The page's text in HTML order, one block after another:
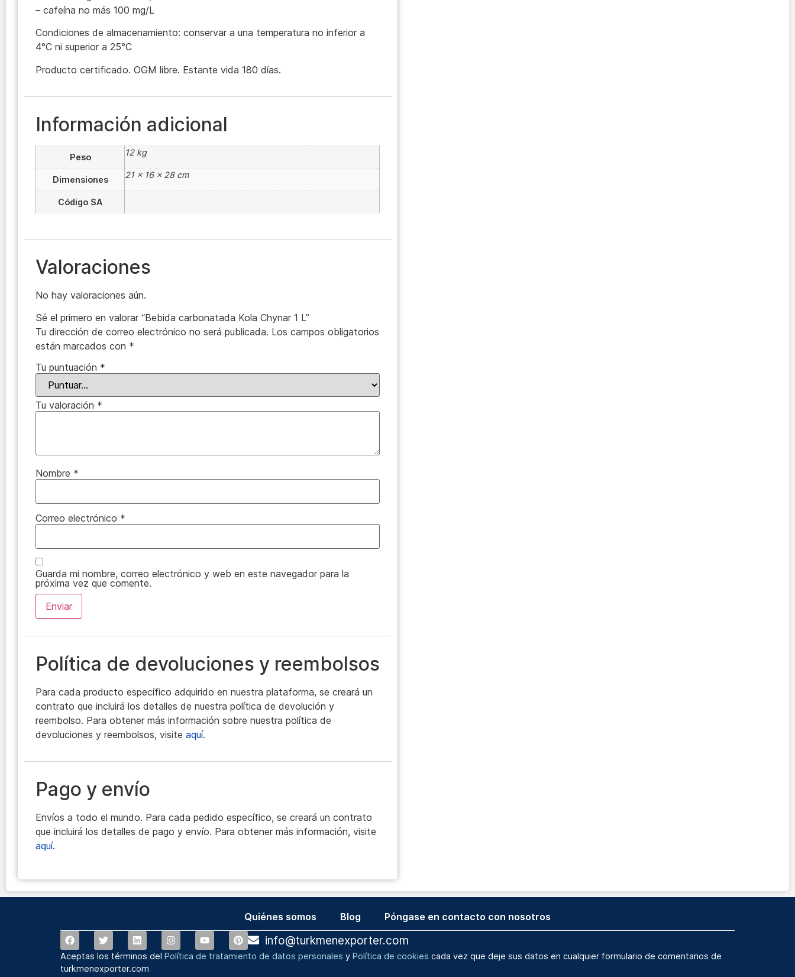
– cafeína no más 100 mg/L
Condiciones de almacenamiento: conservar a una temperatura no inferior a
4°C ni superior a 25°C
Producto certificado. OGM libre. Estante vida 180 días.
Información adicional
Peso 12 kg
Dimensiones 21 × 16 × 28 cm
Código SA
Valoraciones
No hay valoraciones aún.
Sé el primero en valorar “Bebida carbonatada Kola Chynar 1 L”
Tu dirección de correo electrónico no será publicada. Los campos obligatorios
están marcados con *
Tu puntuación *
Tu valoración *
Nombre *
Correo electrónico *
Guarda mi nombre, correo electrónico y web en este navegador para la
próxima vez que comente.
Política de devoluciones y reembolsos
Para cada producto específico adquirido en nuestra plataforma, se creará un
contrato que incluirá los detalles de nuestra política de devolución y
reembolso. Para obtener más información sobre nuestra política de
devoluciones y reembolsos, visite aquí.
Pago y envío
Envíos a todo el mundo. Para cada pedido específico, se creará un contrato
que incluirá los detalles de pago y envío. Para obtener más información, visite
aquí.
Quiénes somos Blog Póngase en contacto con nosotros
info@turkmenexporter.com
Aceptas los términos del Política de tratamiento de datos personales y Política de cookies cada vez que deje sus datos en cualquier formulario de comentarios de
turkmenexporter.com